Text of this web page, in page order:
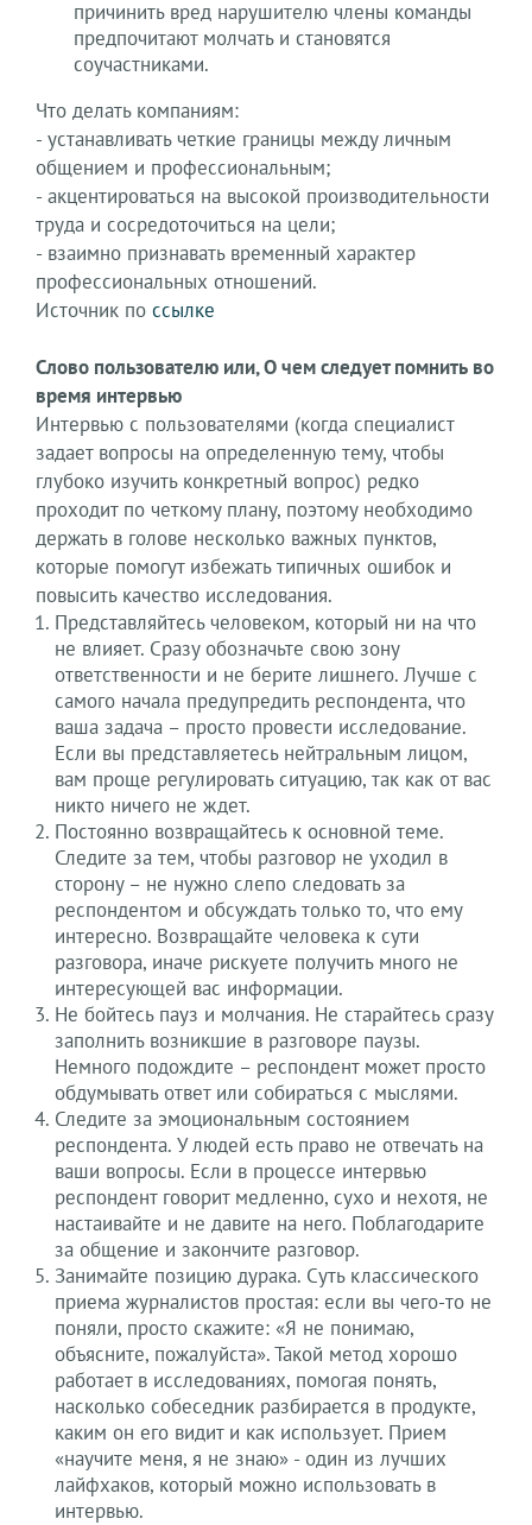
причинить вред нарушителю члены команды
предпочитают молчать и становятся
соучастниками.
Что делать компаниям:
- устанавливать четкие границы между личным
общением и профессиональным;
- акцентироваться на высокой производительности
труда и сосредоточиться на цели;
- взаимно признавать временный характер
профессиональных отношений.
Источник по ссылке
Слово пользователю или, О чем следует помнить во
время интервью
Интервью с пользователями (когда специалист
задает вопросы на определенную тему, чтобы
глубоко изучить конкретный вопрос) редко
проходит по четкому плану, поэтому необходимо
держать в голове несколько важных пунктов,
которые помогут избежать типичных ошибок и
повысить качество исследования.
Представляйтесь человеком, который ни на что
не влияет. Сразу обозначьте свою зону
ответственности и не берите лишнего. Лучше с
самого начала предупредить респондента, что
ваша задача – просто провести исследование.
Если вы представляетесь нейтральным лицом,
вам проще регулировать ситуацию, так как от вас
никто ничего не ждет.
Постоянно возвращайтесь к основной теме.
Следите за тем, чтобы разговор не уходил в
сторону – не нужно слепо следовать за
респондентом и обсуждать только то, что ему
интересно. Возвращайте человека к сути
разговора, иначе рискуете получить много не
интересующей вас информации.
Не бойтесь пауз и молчания. Не старайтесь сразу
заполнить возникшие в разговоре паузы.
Немного подождите – респондент может просто
обдумывать ответ или собираться с мыслями.
Следите за эмоциональным состоянием
респондента. У людей есть право не отвечать на
ваши вопросы. Если в процессе интервью
респондент говорит медленно, сухо и нехотя, не
настаивайте и не давите на него. Поблагодарите
за общение и закончите разговор.
Занимайте позицию дурака. Суть классического
приема журналистов простая: если вы чего-то не
поняли, просто скажите: «Я не понимаю,
объясните, пожалуйста». Такой метод хорошо
работает в исследованиях, помогая понять,
насколько собеседник разбирается в продукте,
каким он его видит и как использует. Прием
«научите меня, я не знаю» - один из лучших
лайфхаков, который можно использовать в
интервью.